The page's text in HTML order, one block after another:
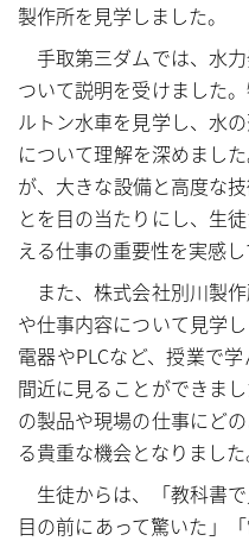
製作所を見学しました。
手取第三ダムでは、水
ついて説明を受けました
ルトン水車を見学し、水
について理解を深めまし
が、大きな設備と高度な
とを目の当たりにし、生
える仕事の重要性を実感し
また、株式会社別川製
や仕事内容について見学
電器やPLCなど、授業で
間近に見ることができま
の製品や現場の仕事にど
る貴重な機会となりました
生徒からは、「教科書
目の前にあって驚いた」